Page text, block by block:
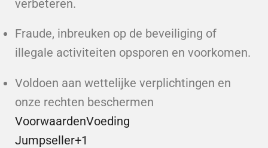
verbeteren.
Fraude, inbreuken op de beveiliging of
illegale activiteiten opsporen en voorkomen.
Voldoen aan wettelijke verplichtingen en
onze rechten beschermen
VoorwaardenVoeding
Jumpseller+1